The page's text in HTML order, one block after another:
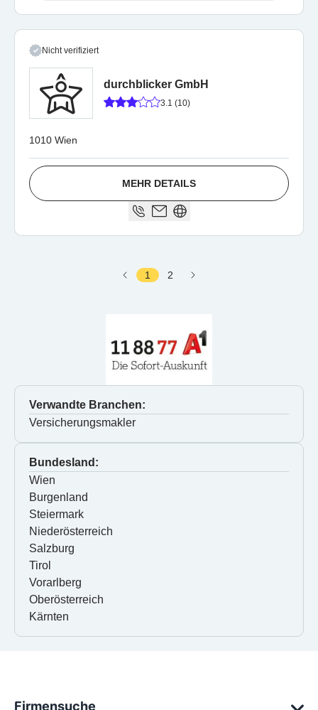
Nicht verifiziert
durchblicker GmbH
3.1 (10)
1010 Wien
MEHR DETAILS
1 2
Verwandte Branchen:
Versicherungsmakler
Bundesland:
Wien
Burgenland
Steiermark
Niederösterreich
Salzburg
Tirol
Vorarlberg
Oberösterreich
Kärnten
Firmensuche